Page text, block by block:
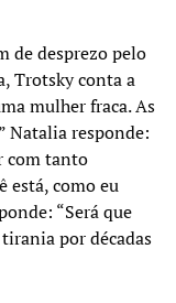
de desprezo pelo
Trotsky conta a
mulher fraca. As
Natalia responde:
com tanto
está, como eu
“Será que
por décadas